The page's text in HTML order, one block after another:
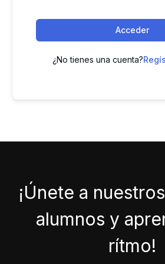
Acceder
¿No tienes una cuenta?
¡Únete a
alumnos y
rítmo!